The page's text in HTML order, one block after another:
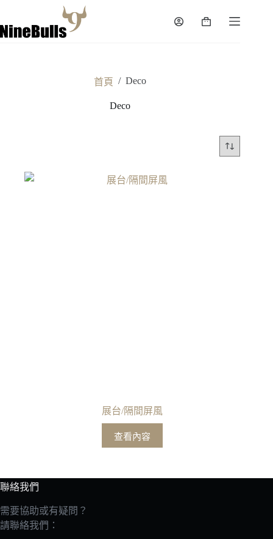
主
購
首頁 / Deco
Deco
展台/隔間屏風
查看內容
聯絡我們
需要協助或有疑問？
請聯絡我們：